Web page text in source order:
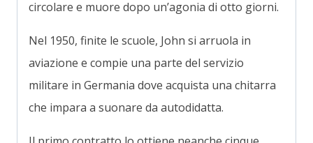
circolare e muore dopo un’agonia di otto giorni.
Nel 1950, finite le scuole, John si arruola in
aviazione e compie una parte del servizio
militare in Germania dove acquista una chitarra
che impara a suonare da autodidatta.